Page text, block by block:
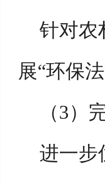
针对农
展“环保
（3）
进一步